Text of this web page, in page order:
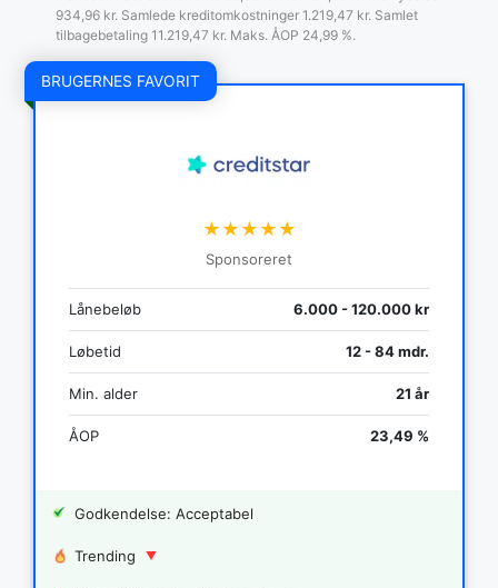
934,96 kr. Samlede kreditomkostninger 1.219,47 kr. Samlet
tilbagebetaling 11.219,47 kr. Maks. ÅOP 24,99 %.
BRUGERNES FAVORIT
★★★★★
Sponsoreret
Lånebeløb 6.000 - 120.000 kr
Løbetid 12 - 84 mdr.
Min. alder 21 år
ÅOP 23,49 %
Godkendelse: Acceptabel
Trending